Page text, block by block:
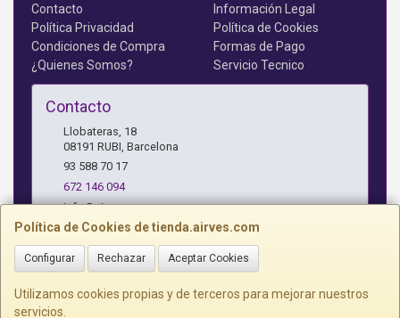
Política de Cookies de tienda.airves.com
Configurar Rechazar Aceptar Cookies
Utilizamos cookies propias y de terceros para mejorar nuestros
servicios.
Contacto
Información Legal
Política Privacidad
Política de Cookies
Condiciones de Compra
Formas de Pago
¿Quienes Somos?
Servicio Tecnico
Contacto
Llobateras, 18
08191 RUBI Barcelona
93 588 70 17
672 146 094
info@airves.com
Horario
Lunes a Jueves - 17 a 20 horas